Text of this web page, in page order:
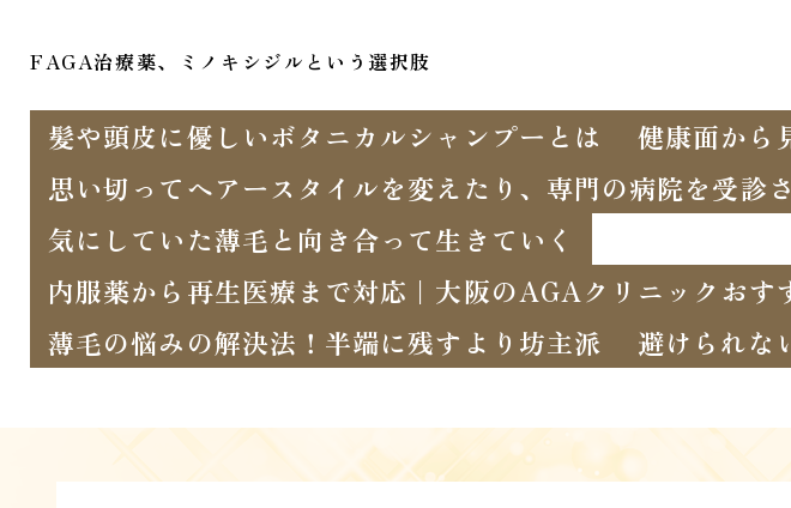
FAGA治療薬、ミノキシジルという選択肢
髪や頭皮に優しいボタニカルシャンプーとは
健康面から
思い切ってヘアースタイルを変えたり、専門の病院を受診
気にしていた薄毛と向き合って生きていく
内服薬から再生医療まで対応｜大阪のAGAクリニックおす
薄毛の悩みの解決法！半端に残すより坊主派
避けられな